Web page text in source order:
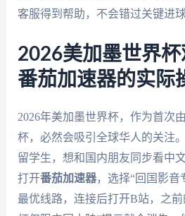
客服得到帮助，不会错过关键进球
2026美加墨世界杯
番茄加速器的实际
2026年美加墨世界杯，作为首次
杯，必然会吸引全球华人的关注
留学生，想和国内朋友同步看中
打开番茄加速器，选择“回国影音
最优线路，连接后打开B站，之